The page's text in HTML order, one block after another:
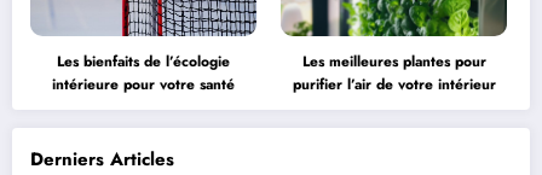
Les bienfaits de l’écologie
intérieure pour votre santé
Les meilleures plantes pour
purifier l’air de votre intérieur
Derniers Articles